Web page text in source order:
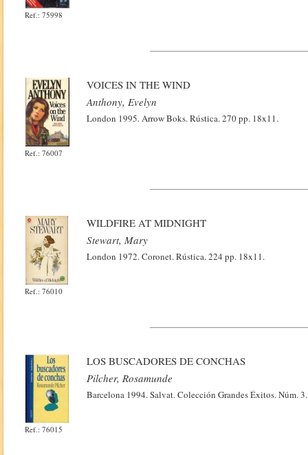
Ref.: 75998
Ref.: 76007
VOICES IN THE WIND
Anthony, Evelyn
London 1995. Arrow Boks. Rústica. 270 pp. 18x11.
Ref.: 76010
WILDFIRE AT MIDNIGHT
Stewart, Mary
London 1972. Coronet. Rústica. 224 pp. 18x11.
Ref.: 76015
LOS BUSCADORES DE CONCHAS
Pilcher, Rosamunde
Barcelona 1994. Salvat. Colección Grandes Éxitos. Núm.